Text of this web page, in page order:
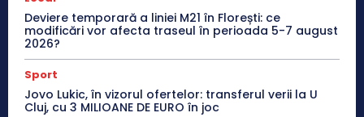
Deviere temporară a liniei M21 în Florești: ce
modificări vor afecta traseul în perioada 5-7 august
2026?
Sport
Jovo Lukic, în vizorul ofertelor: transferul verii la U
Cluj, cu 3 MILIOANE DE EURO în joc